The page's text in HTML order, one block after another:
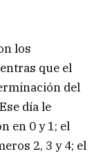
los
que el
del
día le
en 0 y 1; el
2, 3 y 4; el